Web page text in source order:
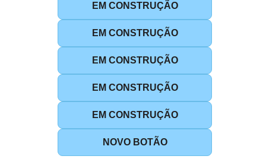
EM CONSTRUÇÃO
EM CONSTRUÇÃO
EM CONSTRUÇÃO
EM CONSTRUÇÃO
EM CONSTRUÇÃO
NOVO BOTÃO